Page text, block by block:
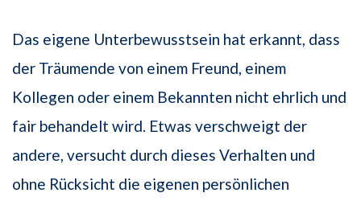
Das eigene Unterbewusstsein hat erkannt, dass
der Träumende von einem Freund, einem
Kollegen oder einem Bekannten nicht ehrlich und
fair behandelt wird. Etwas verschweigt der
andere, versucht durch dieses Verhalten und
ohne Rücksicht die eigenen persönlichen